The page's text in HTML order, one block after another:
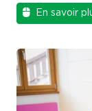
En savoir